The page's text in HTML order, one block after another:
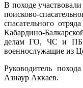
В походе
поисково-
спасательного
Кабардино-
делам ГО, ЧС и ПБ
военнослужащие из
Руководитель
Азнаур Аккаев.